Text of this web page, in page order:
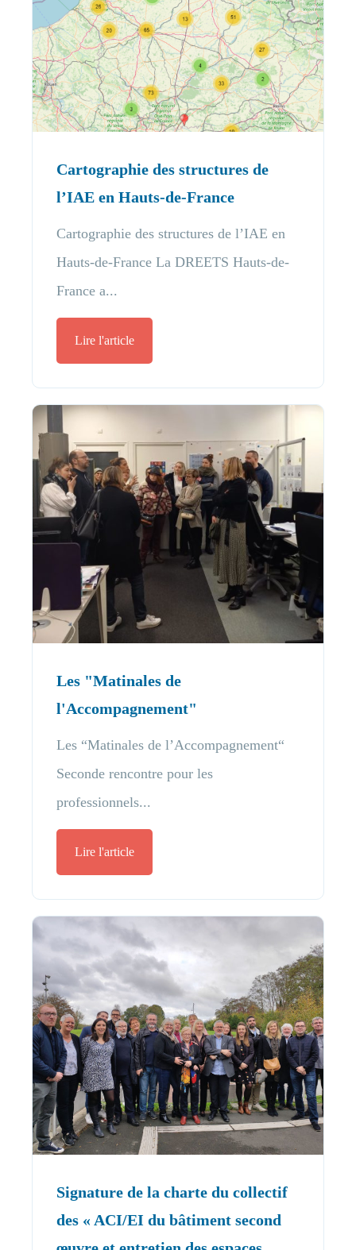
Cartographie des structures de
l’IAE en Hauts-de-France
Cartographie des structures de l’IAE en
Hauts-de-France La DREETS Hauts-de-
France a...
Lire l'article
Les "Matinales de
l'Accompagnement"
Les “Matinales de l’Accompagnement“
Seconde rencontre pour les
professionnels...
Lire l'article
Signature de la charte du collectif
des « ACI/EI du bâtiment second